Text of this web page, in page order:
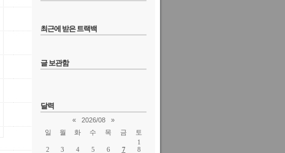
최근에 받은 트랙백
글 보관함
달력
« 2026/08
»
일
월 화 수 목 금
토
1
2
3 4 5 6 7
8